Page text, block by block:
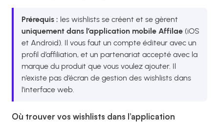
Prérequis : les wishlists se créent et se gèrent
uniquement dans l’application mobile Affilae (iOS
et Android). Il vous faut un compte éditeur avec un
profil d’affiliation, et un partenariat accepté avec la
marque du produit que vous voulez ajouter. Il
n’existe pas d’écran de gestion des wishlists dans
l’interface web.
Où trouver vos wishlists dans l’application